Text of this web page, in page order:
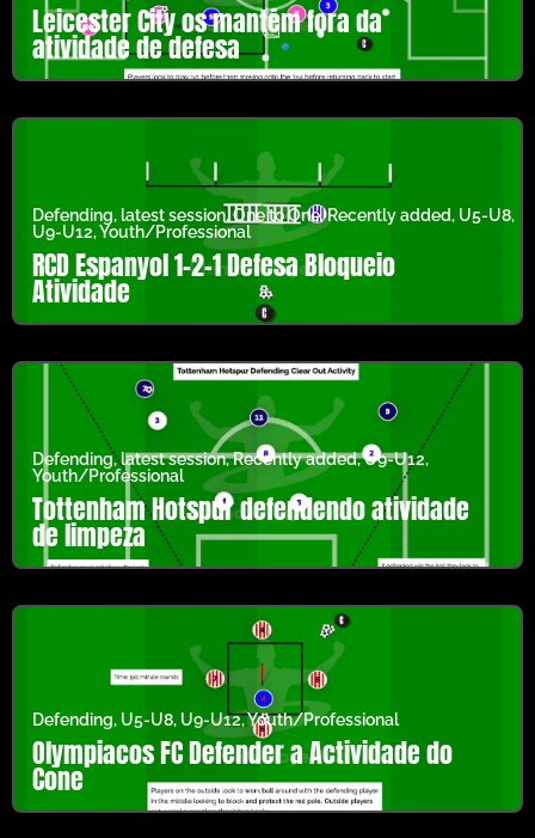
Leicester City os mantém fora da
atividade de defesa
Defending, latest session,One to One,Recently added, U5-U8,
U9-U12,Youth/Professional
RCD Espanyol 1-2-1 Defesa Bloqueio
Atividade
Defending,latest session,Recently added,U9-U12,
Youth/Professional
Tottenham Hotspur defendendo atividade
de limpeza
Defending, U5-U8, U9-U12,Youth/Professional
Olympiacos FC Defender a Actividade do
Cone